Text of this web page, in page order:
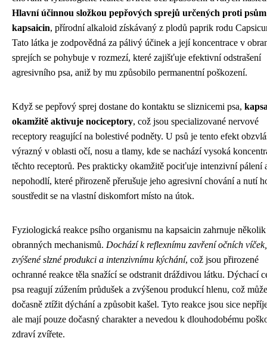
Hlavní účinnou složkou pepřových sprejů určených proti
kapsaicin, přírodní alkaloid získávaný z plodů paprik rodu
Tato látka je zodpovědná za pálivý účinek a její koncentrace v
sprejích se pohybuje v rozmezí, které zajišťuje efektivní odstrašení
agresivního psa, aniž by mu způsobilo permanentní poškození.
Když se pepřový sprej dostane do kontaktu se sliznicemi psa,
okamžitě aktivuje nociceptory, což jsou specializované nervové
receptory reagující na bolestivé podněty. U psů je tento efekt
výrazný v oblasti očí, nosu a tlamy, kde se nachází vysoká
těchto receptorů. Pes prakticky okamžitě pociťuje intenzivní pálení
nepohodlí, které přirozeně přerušuje jeho agresivní chování a nutí
soustředit se na vlastní diskomfort místo na útok.
Fyziologická reakce psího organismu na kapsaicin zahrnuje několik
obranných mechanismů. Dochází k reflexnímu zavření očních víček,
zvýšené slzné produkci a intenzivnímu kýchání, což jsou přirozené
ochranné reakce těla snažící se odstranit dráždivou látku. Dýchací
psa reagují zúžením průdušek a zvýšenou produkcí hlenu, což může
dočasně ztížit dýchání a způsobit kašel. Tyto reakce jsou sice
ale mají pouze dočasný charakter a nevedou k dlouhodobému
zdraví zvířete.